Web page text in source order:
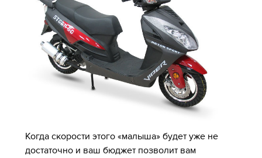
Когда скорости этого «малыша» будет уже не
достаточно и ваш бюджет позволит вам